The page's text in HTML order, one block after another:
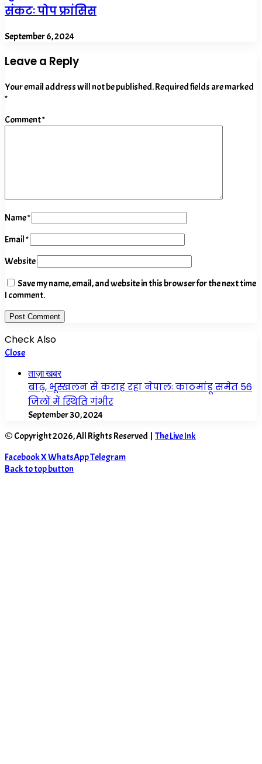
संकटः पोप फ्रांसिस
September 6, 2024
Leave a Reply
Your email address will not be published.Required fields are marked
*
Comment*
Name*
Email*
Website
Save my name, email, and website in this browser for the next time
I comment.
Check Also
Close
ताज़ा खबर
बाढ़, भूस्खलन से कराह रहा नेपालः काठमांडू समेत 56
जिलों में स्थिति गंभीर
September 30, 2024
© Copyright 2026, All Rights Reserved | The Live Ink
FacebookXWhatsAppTelegram
Back to top button